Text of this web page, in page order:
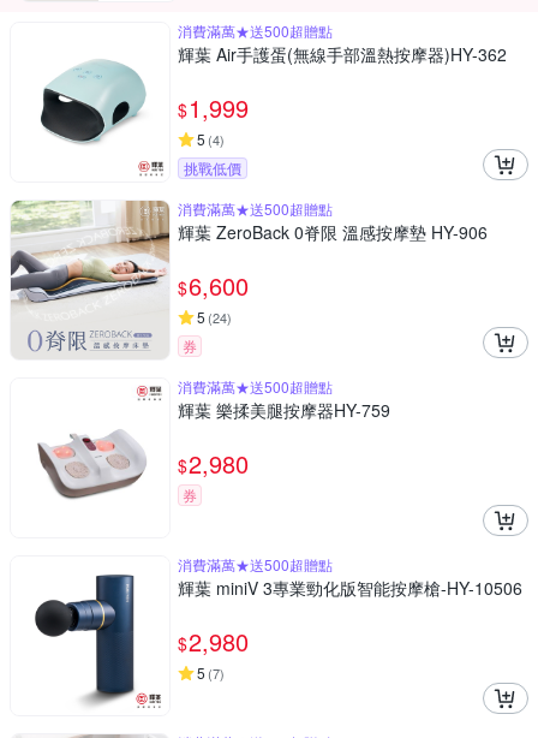
消費滿萬★送500超贈點
輝葉 Air手護蛋(無線手部溫熱按摩器)HY-362
$1,999
5 (4)
挑戰低價
消費滿萬★送500超贈點
輝葉 ZeroBack 0脊限 溫感按摩墊 HY-906
$6,600
5 (24)
券
消費滿萬★送500超贈點
輝葉 樂揉美腿按摩器HY-759
$2,980
券
消費滿萬★送500超贈點
輝葉 miniV 3專業勁化版智能按摩槍-HY-10506
$2,980
5 (7)